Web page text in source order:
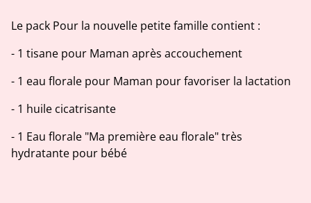
Le pack Pour la nouvelle petite famille contient :
- 1 tisane pour Maman après accouchement
- 1 eau florale pour Maman pour favoriser la lactation
- 1 huile cicatrisante
- 1 Eau florale "Ma première eau florale" très
hydratante pour bébé